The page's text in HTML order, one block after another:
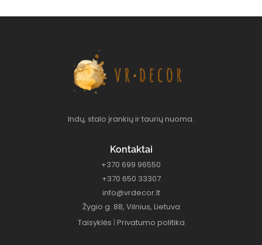
Indų, stalo įrankių ir taurių nuoma.
Kontaktai
+370 699 96550
+370 650 33307
info@vrdecor.lt
Žygio g. 88, Vilnius, Lietuva
Taisyklės | Privatumo politika